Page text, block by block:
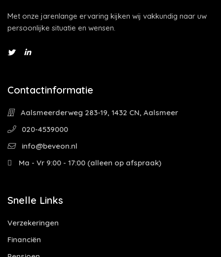
Met onze jarenlange ervaring kijken wij vakkundig naar uw
persoonlijke situatie en wensen.
Contactinformatie
Aalsmeerderweg 283-19, 1432 CN, Aalsmeer
020-4539000
info@beveon.nl
Ma - Vr 9:00 - 17:00 (alleen op afspraak)
Snelle Links
Verzekeringen
Financiën